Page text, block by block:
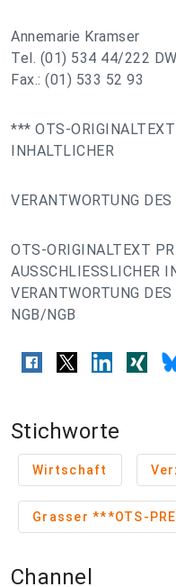
Annemarie Kramser
Tel. (01) 534 44/222 DW
Fax.: (01) 533 52 93
*** OTS-
INHALTLICHER
VERANTWORTUNG
OTS-ORIGINALTEXT
AUSSCHLIESSLICHER
VERANTWORTUNG
NGB/NGB
Stichworte
Wirtschaft
Grasser
Channel